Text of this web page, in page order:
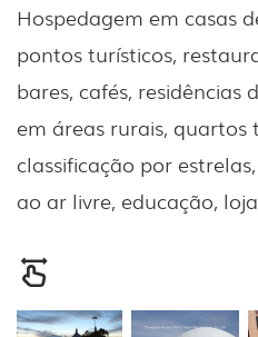
Hospedagem em casas
pontos turísticos,
bares, cafés,
em áreas rurais, quartos
classificação por
ao ar livre, educação,